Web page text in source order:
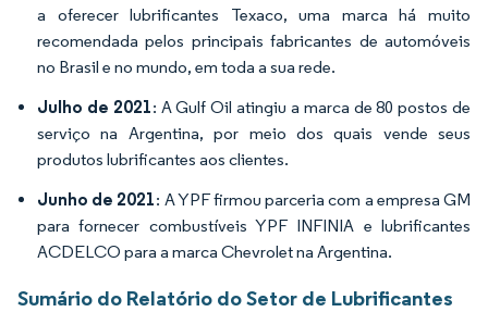
a oferecer lubrificantes Texaco, uma marca há muito
recomendada pelos principais fabricantes de automóveis
no Brasil e no mundo, em toda a sua rede.
Julho de 2021: A Gulf Oil atingiu a marca de 80 postos de
serviço na Argentina, por meio dos quais vende seus
produtos lubrificantes aos clientes.
Junho de 2021: A YPF firmou parceria com a empresa GM
para fornecer combustíveis YPF INFINIA e lubrificantes
ACDELCO para a marca Chevrolet na Argentina.
Sumário do Relatório do Setor de Lubrificantes